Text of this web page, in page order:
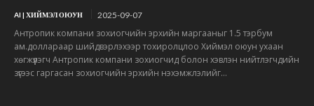
AI | ХИЙМЭЛ ОЮУН 2025-09-07
Антропик компани зохиогчийн эрхийн маргааныг 1.5 тэрбум
ам.доллараар шийдвэрлэхээр тохиролцлоо Хиймэл оюун ухаан
хөгжүүлэгч Антропик компани зохиогчид болон хэвлэн нийтлэгчдийн
зүгээс гаргасан зохиогчийн эрхийн нэхэмжлэлийг...